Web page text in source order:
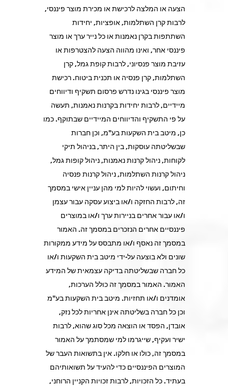
הצעה או המלצה לרכישת או מכירת מוצר פיננסי,
לרבות קרן השתלמות, אופציות, יחידות
השתתפות בקרן נאמנות או כל נייר ערך או מוצר
פיננסי אחר, ואינו מהווה הצעה להצטרפות או
עזיבת מוצר פנסיוני, לרבות קופת גמל, קרן
השתלמות, קרן פנסיה או תכנית ביטוח. רכישת
מוצר פיננסי בגינו נדרש פרסום תשקיף ודיווחים
מיידיים, לרבות יחידות בקרנות נאמנות, תעשה
על פי התשקיף והדיווחים המיידיים שבתוקף. כמו
כן, מיטב בית השקעות בע"מ, וכן חברות
שבשליטתה עוסקות, בין היתר, בניהול תיקי
לקוחות, ניהול קרנות נאמנות, ניהול קופות גמל,
ניהול קרנות השתלמות, ניהול קרנות פנסיה
וחיתום, ועשוי להיות למי מהן עניין אישי במסמך
זה, לרבות החזקה ו/או ביצוע עסקה עבור עצמן
ו/או עבור אחרים בניירות ערך ו/או במוצרים
פיננסיים אחרים הנזכרים במסמך זה. האמור
במסמך זה נאסף ו/או מתבסס על מידע ממקורות
שונים ולא בוצעה על-ידי מיטב בית השקעות ו/או
כל חברה שבשליטתה בדיקה עצמאית של המידע
האמור. האמור במסמך זה כולל הערכות,
אומדנים ו/או תחזיות. מיטב בית השקעות בע"מ
וכן כל חברה בשליטתה אינן אחריות לכל נזק,
אובדן, הפסד או הוצאה מכל סוג שהוא, לרבות
ישיר ועקיף, שייגרמו למי שמסתמך על האמור
במסמך זה, כולו או חלקו. אין בתשואות העבר של
המוצרים הפיננסיים כדי להעיד על תשואותיהם
בעתיד. כל הזכויות, לרבות זכויות הקניין הרוחני,